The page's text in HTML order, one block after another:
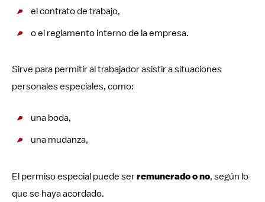
el contrato de trabajo,
o el reglamento interno de la empresa.
Sirve para permitir al trabajador asistir a situaciones
personales especiales, como:
una boda,
una mudanza,
El permiso especial puede serremunerado o no, según lo
que se haya acordado.